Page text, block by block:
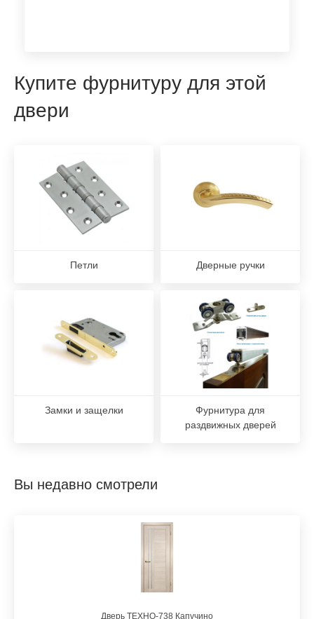
Купите фурнитуру для этой
двери
Петли Дверные ручки
Замки и защелки
Фурнитура для
раздвижных дверей
Вы недавно смотрели
Дверь ТЕХНО-738 Капучино